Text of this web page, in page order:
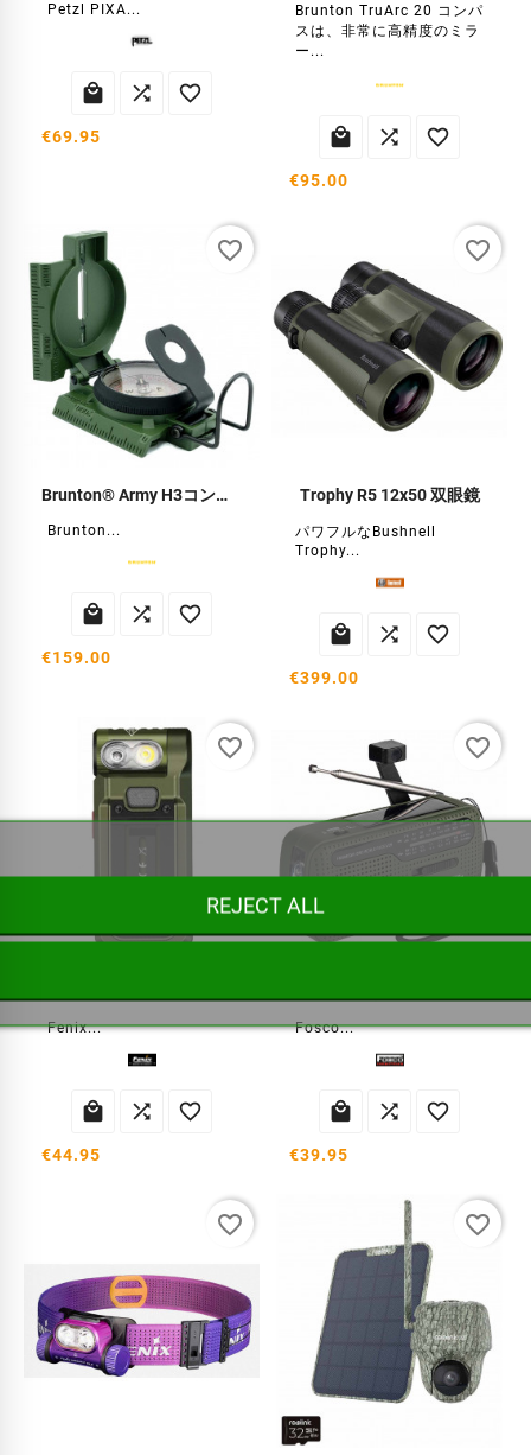
Petzl PIXA...
  
€69.95
Brunton TruArc 20 コンパ
スは、非常に高精度のミラ
ー...
  
€95.00
Brunton® Army H3コンパス
Brunton...
  
€159.00
favorite_border
Trophy R5 12x50 双眼鏡
パワフルなBushnell
Trophy...
  
€399.00
favorite_border
Fenix...
  
€44.95
favorite_border
Fosco...
  
€39.95
favorite_border
favorite_border favorite_border
REJECT ALL